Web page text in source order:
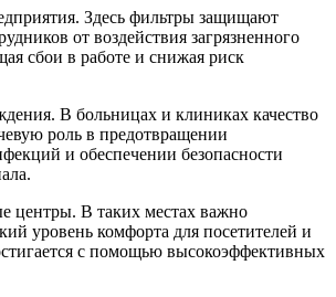
Здесь фильтры защищают
от воздействия загрязненного
сбои в работе и снижая риск
В больницах и клиниках качество
роль в предотвращении
и обеспечении безопасности
центры. В таких местах важно
уровень комфорта для посетителей и
с помощью высокоэффективных